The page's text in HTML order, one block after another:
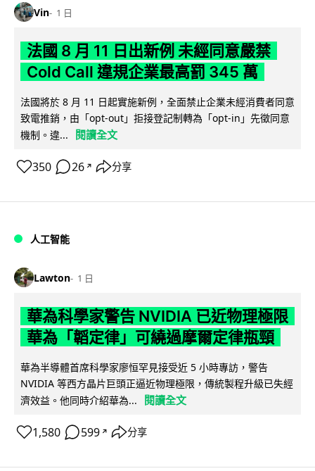
Vin 1 日
法國 8 月 11 日出新例 未經同意嚴禁
Cold Call 違規企業最高罰 345 萬
法國將於 8 月 11 日起實施新例，全面禁止企業未經消費者同意
致電推銷，由「opt-out」拒接登記制轉為「opt-in」先徵同意
機制。違...
閱讀全文
350 26 ↗ 分享
人工智能
Lawton 1 日
華為科學家警告 NVIDIA 已近物理極限
華為「韜定律」可繞過摩爾定律瓶頸
華為半導體首席科學家廖恒罕見接受近 5 小時專訪，警告
NVIDIA 等西方晶片巨頭正逼近物理極限，傳統製程升級已失經
濟效益。他同時介紹華為...
閱讀全文
1,580 599 ↗ 分享